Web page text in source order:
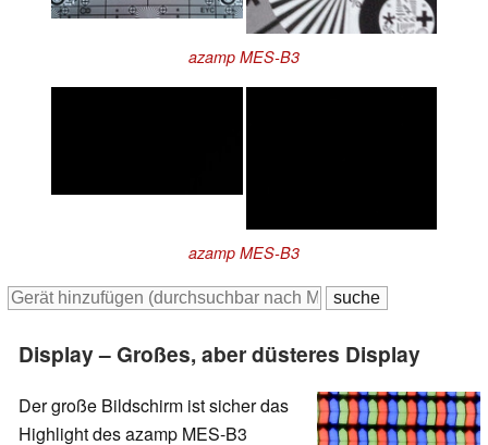
azamp MES-B3
azamp MES-B3
Display – Großes, aber düsteres Display
Der große Bildschirm ist sicher das
Highlight des azamp MES-B3